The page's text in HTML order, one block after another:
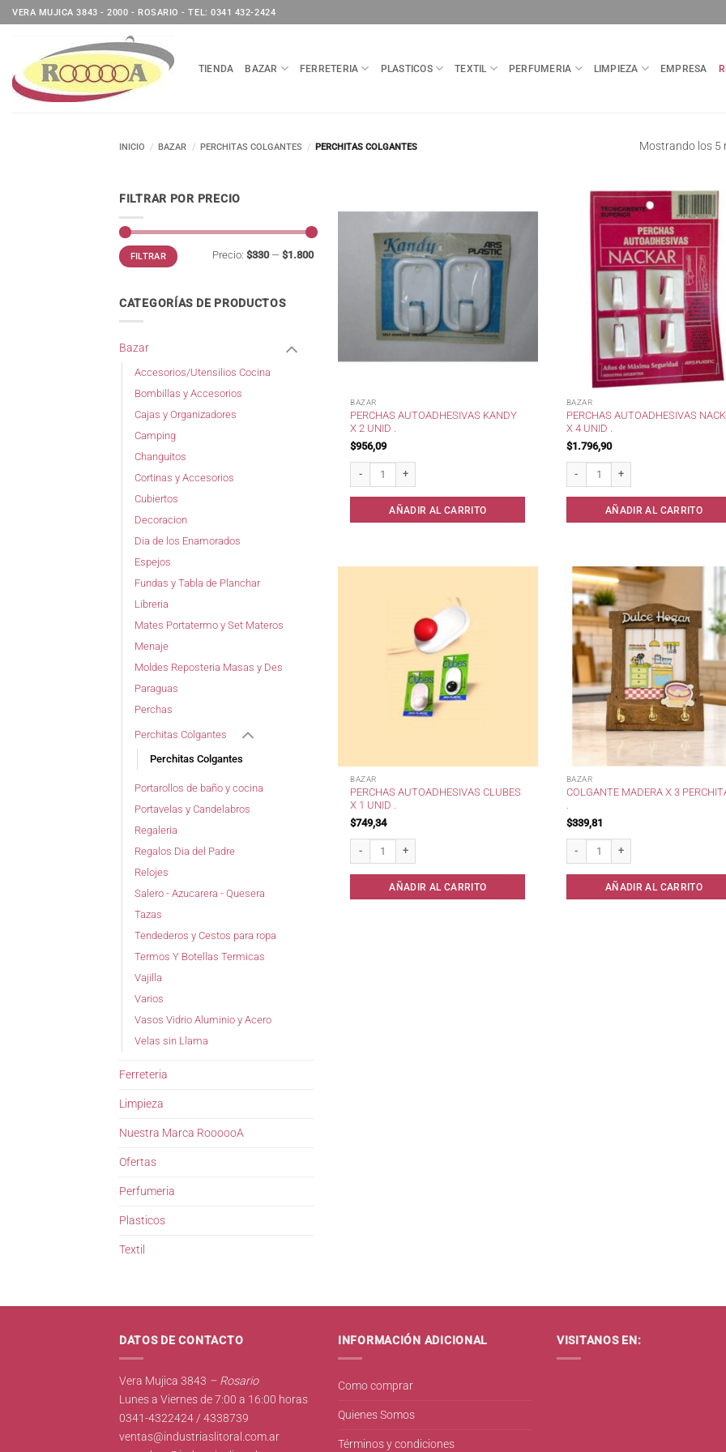
Saltar
al
VERA MUJICA 3843 - 2000 - ROSARIO - TEL: 0341 432-2424
TIENDA BAZAR FERRETERIA PLASTICOS TEXTIL PERFUMERIA LIMPIEZA EMPRESA
INICIO / BAZAR / PERCHITAS COLGANTES / PERCHITAS COLGANTES Mostrando los 5
FILTRAR POR PRECIO
Precio
mínimo
Precio
máximo
FILTRAR Precio: $330— $1.800
CATEGORÍAS DE PRODUCTOS
Bazar
Accesorios/Utensilios Cocina
Bombillas y Accesorios
Cajas y Organizadores
Camping
Changuitos
Cortinas y Accesorios
Cubiertos
Decoracion
Dia de los Enamorados
Espejos
Fundas y Tabla de Planchar
Libreria
Mates Portatermo y Set Materos
Menaje
Moldes Reposteria Masas y Des
Paraguas
Perchas
Perchitas Colgantes
Perchitas Colgantes
Portarollos de baño y cocina
Portavelas y Candelabros
Regaleria
Regalos Dia del Padre
Relojes
Salero - Azucarera - Quesera
Tazas
Tendederos y Cestos para ropa
Termos Y Botellas Termicas
Vajilla
Varios
Vasos Vidrio Aluminio y Acero
Velas sin Llama
Ferreteria
Limpieza
Nuestra Marca RoooooA
Ofertas
Perfumeria
Plasticos
Textil
BAZAR
PERCHAS AUTOADHESIVAS KANDY
X 2 UNID .
$956,09
AÑADIR AL CARRITO
BAZAR
PERCHAS AUTOADHESIVAS
X 4 UNID .
$1.796,90
AÑADIR AL CARRITO
BAZAR
PERCHAS AUTOADHESIVAS CLUBES
X 1 UNID .
$749,34
AÑADIR AL CARRITO
BAZAR
COLGANTE MADERA X 3
$339,81
AÑADIR AL CARRITO
DATOS DE CONTACTO
Vera Mujica 3843 – Rosario
Lunes a Viernes de 7:00 a 16:00 horas
0341-4322424 / 4338739
ventas@industriaslitoral.com.ar
INFORMACIÓN ADICIONAL
Como comprar
Quienes Somos
Términos y condiciones
VISITANOS EN: